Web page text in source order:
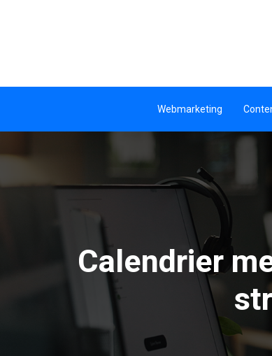
Webmarketing
Calendrier